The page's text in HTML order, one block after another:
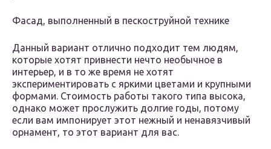
Фасад, выполненный в пескоструйной технике
Данный вариант отлично подходит тем людям,
которые хотят привнести нечто необычное в
интерьер, и в то же время не хотят
экспериментировать с яркими цветами и крупными
формами. Стоимость работы такого типа высока,
однако может прослужить долгие годы, потому
если вам импонирует этот нежный и ненавязчивый
орнамент, то этот вариант для вас.